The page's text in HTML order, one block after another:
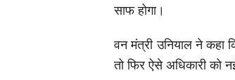
साफ होगा।
वन मंत्री उनियाल ने कहा
तो फिर ऐसे अधिकारी को